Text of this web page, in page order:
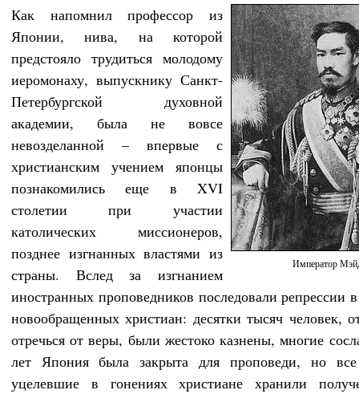
Император
Как напомнил профессор из
Японии, нива, на которой
предстояло трудиться молодому
иеромонаху, выпускнику Санкт-
Петербургской духовной
академии, была не вовсе
невозделанной – впервые с
христианским учением японцы
познакомились еще в XVI
столетии при участии
католических миссионеров,
позднее изгнанных властями из
страны. Вслед за изгнанием
иностранных проповедников последовали репрессии
новообращенных христиан: десятки тысяч человек,
отречься от веры, были жестоко казнены, многие
лет Япония была закрыта для проповеди, но
уцелевшие в гонениях христиане хранили